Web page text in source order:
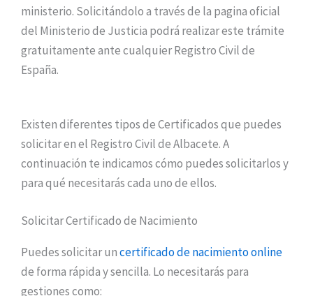
ministerio. Solicitándolo a través de la pagina oficial
del Ministerio de Justicia podrá realizar este trámite
gratuitamente ante cualquier Registro Civil de
España.
Existen diferentes tipos de Certificados que puedes
solicitar en el Registro Civil de Albacete. A
continuación te indicamos cómo puedes solicitarlos y
para qué necesitarás cada uno de ellos.
Solicitar Certificado de Nacimiento
Puedes solicitar uncertificado de nacimiento online
de forma rápida y sencilla. Lo necesitarás para
gestiones como: